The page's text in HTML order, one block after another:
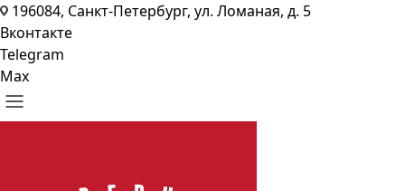
196084, Санкт-Петербург, ул. Ломаная, д. 5
Вконтакте
Telegram
Max